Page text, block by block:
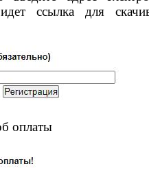
ссылка для
оплаты